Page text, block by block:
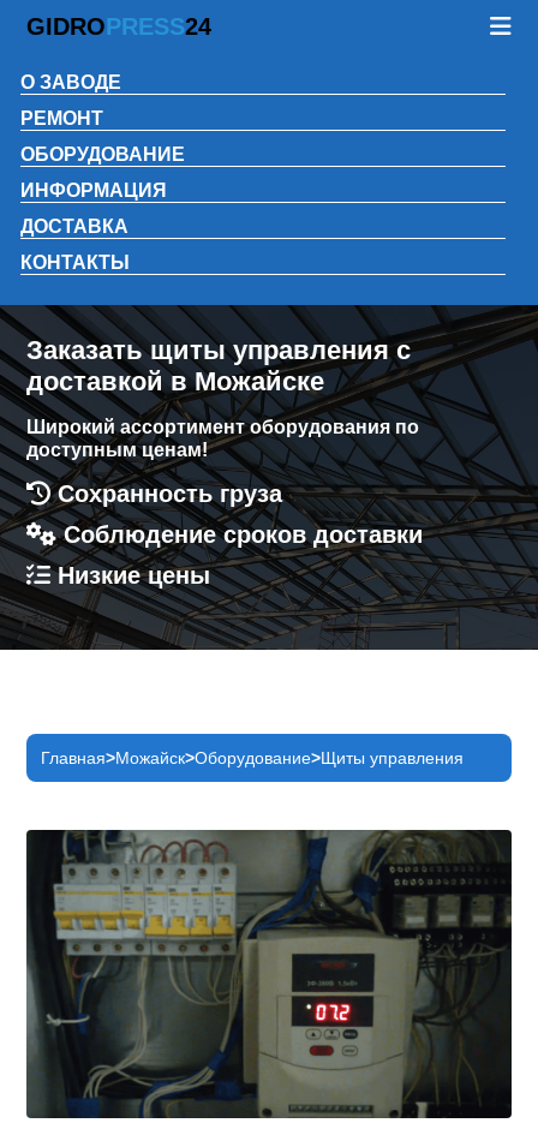
GIDROPRESS24
О ЗАВОДЕ
РЕМОНТ
ОБОРУДОВАНИЕ
ИНФОРМАЦИЯ
ДОСТАВКА
КОНТАКТЫ
Заказать щиты управления с
доставкой в Можайске
Широкий ассортимент оборудования по
доступным ценам!
Сохранность груза
Соблюдение сроков доставки
Низкие цены
Главная Можайск Оборудование Щиты управления